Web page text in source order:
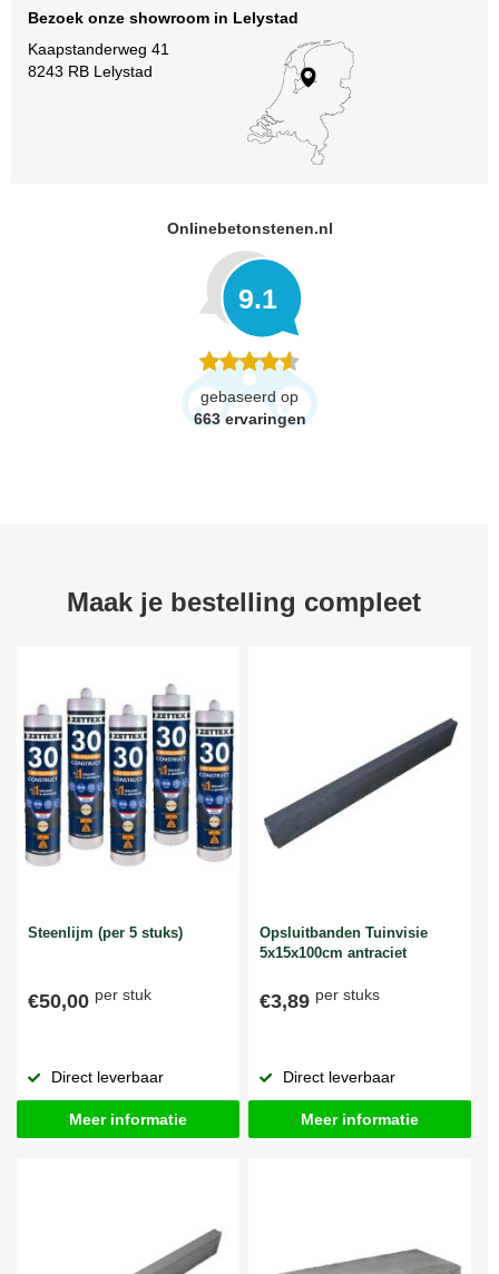
Bezoek onze showroom in Lelystad
Kaapstanderweg 41
8243 RB Lelystad
Onlinebetonstenen.nl
9.1
gebaseerd op
663 ervaringen
Maak je bestelling compleet
Steenlijm (per 5 stuks)
€50,00 per stuk
Direct leverbaar
Meer informatie
Opsluitbanden Tuinvisie
5x15x100cm antraciet
€3,89 per stuks
Direct leverbaar
Meer informatie